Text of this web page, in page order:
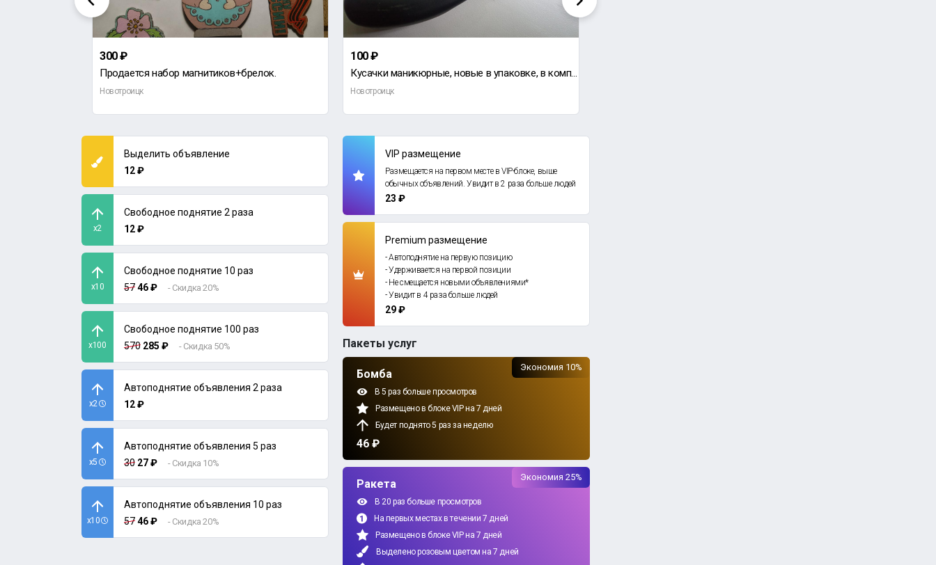
300 ₽
Продается набор магнитиков+брелок.
Новотроицк
100 ₽
Кусачки маникюрные, новые в упаковке, в комплекте пилка для ногтей.
Новотроицк
Выделить объявление
12 ₽
x2
Свободное поднятие 2 раза
12 ₽
x10
Свободное поднятие 10 раз
5746 ₽ - Скидка 20%
x100
Свободное поднятие 100 раз
570 285 ₽ - Скидка 50%
x2
Автоподнятие объявления 2 раза
12 ₽
x5
Автоподнятие объявления 5 раз
30 27 ₽ - Скидка 10%
x10
Автоподнятие объявления 10 раз
5746 ₽ - Скидка 20%
VIP размещение
Размещается на первом месте в VIP-блоке, выше
обычных объявлений. Увидит в 2 раза больше людей
23 ₽
Premium размещение
- Автоподнятие на первую позицию
- Удерживается на первой позиции
- Не смещается новыми объявлениями*
- Увидит в 4 раза больше людей
29 ₽
Пакеты услуг
Бомба
В 5 раз больше просмотров
Размещено в блоке VIP на 7 дней
Будет поднято 5 раз за неделю
46 ₽
Экономия 10%
Ракета
В 20 раз больше просмотров
На первых местах в течении 7 дней
Размещено в блоке VIP на 7 дней
Выделено розовым цветом на 7 дней
Экономия 25%